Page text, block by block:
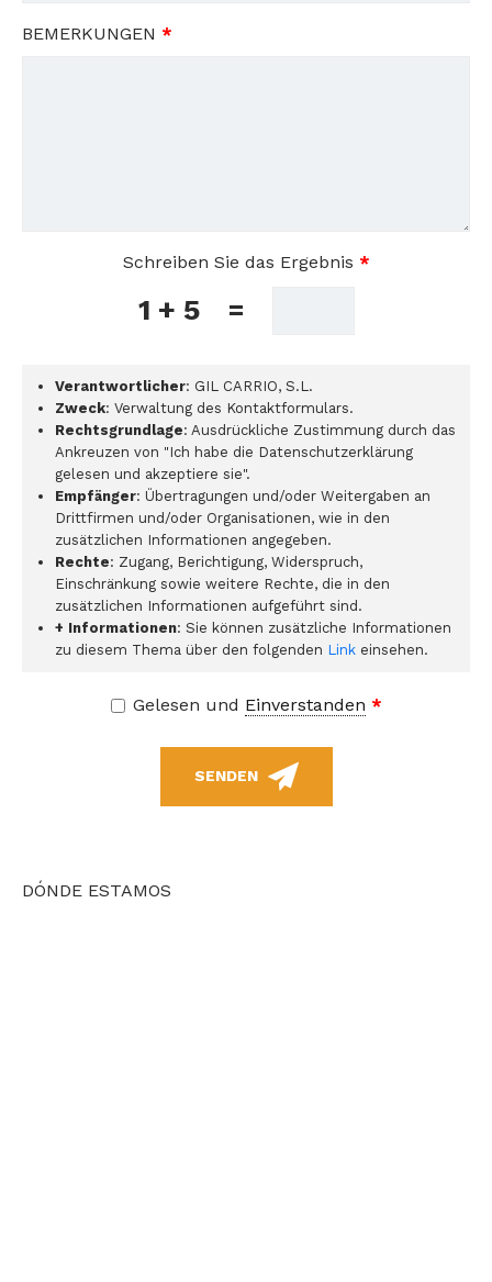
BEMERKUNGEN *
Schreiben Sie das Ergebnis *
1 + 5 =
Verantwortlicher: GIL CARRIO, S.L.
Zweck: Verwaltung des Kontaktformulars.
Rechtsgrundlage: Ausdrückliche Zustimmung durch das
Ankreuzen von "Ich habe die Datenschutzerklärung
gelesen und akzeptiere sie".
Empfänger: Übertragungen und/oder Weitergaben an
Drittfirmen und/oder Organisationen, wie in den
zusätzlichen Informationen angegeben.
Rechte: Zugang, Berichtigung, Widerspruch,
Einschränkung sowie weitere Rechte, die in den
zusätzlichen Informationen aufgeführt sind.
+ Informationen: Sie können zusätzliche Informationen
zu diesem Thema über den folgenden Link einsehen.
Gelesen und Einverstanden *
SENDEN
DÓNDE ESTAMOS